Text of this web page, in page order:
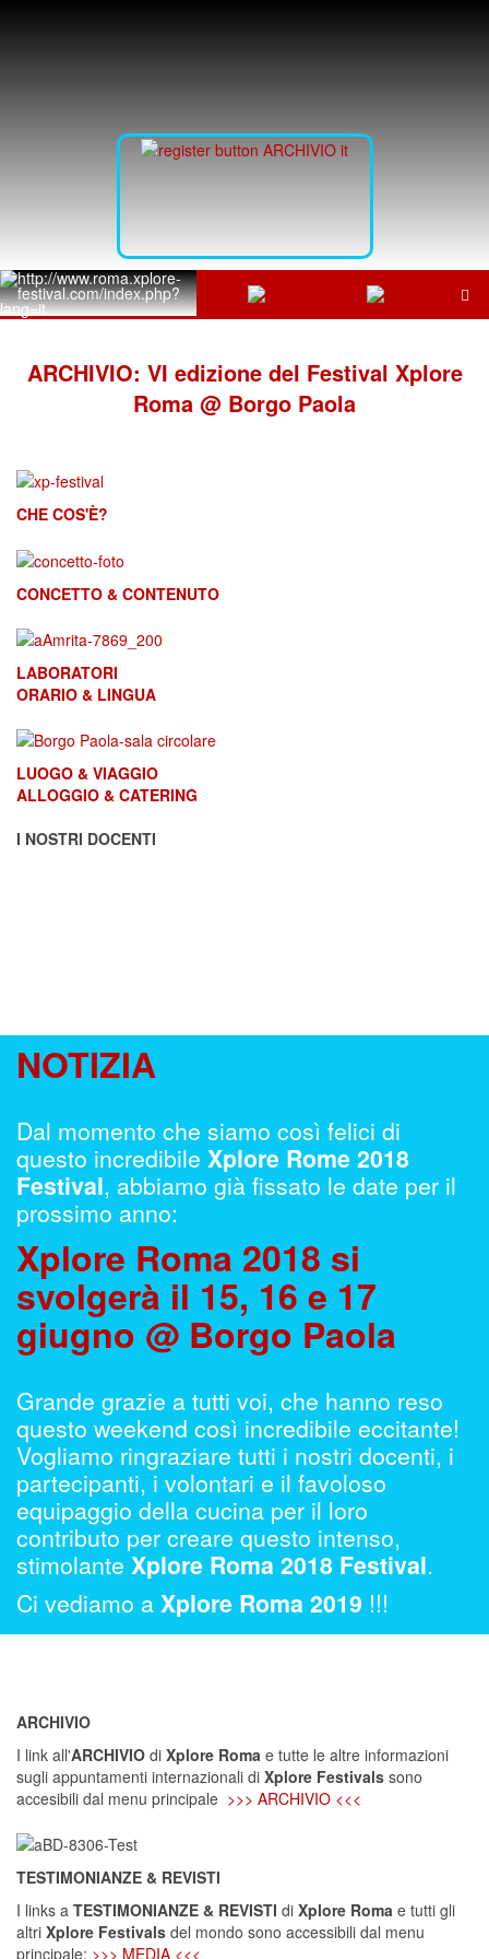
ARCHIVIO: VI edizione del Festival Xplore
Roma @ Borgo Paola
CHE COS'È?
CONCETTO & CONTENUTO
LABORATORI
ORARIO & LINGUA
LUOGO & VIAGGIO
ALLOGGIO & CATERING
I NOSTRI DOCENTI
NOTIZIA
Dal momento che siamo così felici di
questo incredibile Xplore Rome 2018
Festival, abbiamo già fissato le date per il
prossimo anno:
Xplore Roma 2018 si
svolgerà il 15, 16 e 17
giugno @ Borgo Paola
Grande grazie a tutti voi, che hanno reso
questo weekend così incredibile eccitante!
Vogliamo ringraziare tutti i nostri docenti, i
partecipanti, i volontari e il favoloso
equipaggio della cucina per il loro
contributo per creare questo intenso,
stimolante Xplore Roma 2018 Festival.
Ci vediamo a Xplore Roma 2019 !!!
ARCHIVIO
I link all'ARCHIVIO di Xplore Roma e tutte le altre informazioni
sugli appuntamenti internazionali di Xplore Festivals sono
accesibili dal menu principale >>> ARCHIVIO <<<
TESTIMONIANZE & REVISTI
I links a TESTIMONIANZE & REVISTI di Xplore Roma e tutti gli
altri Xplore Festivals del mondo sono accessibili dal menu
principale: >>> MEDIA <<<